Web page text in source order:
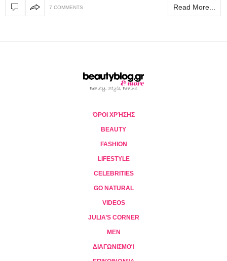
7 COMMENTS Read More...
ΌΡΟΙ ΧΡΉΣΗΣ
BEAUTY
FASHION
LIFESTYLE
CELEBRITIES
GO NATURAL
VIDEOS
JULIA’S CORNER
MEN
ΔΙΑΓΩΝΙΣΜΟΊ